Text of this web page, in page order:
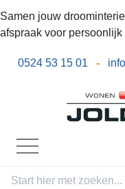
Samen jouw
afspraak voor
0524 53 15 01 -